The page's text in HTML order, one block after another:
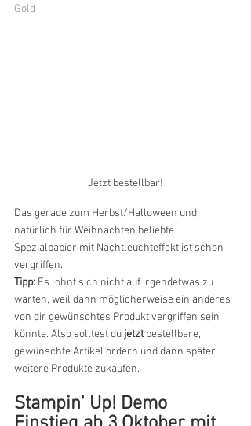
Gold
Jetzt bestellbar!
Das gerade zum Herbst/Halloween und
natürlich für Weihnachten beliebte
Spezialpapier mit Nachtleuchteffekt ist schon
vergriffen.
Tipp: Es lohnt sich nicht auf irgendetwas zu
warten, weil dann möglicherweise ein anderes
von dir gewünschtes Produkt vergriffen sein
könnte. Also solltest du jetzt bestellbare,
gewünschte Artikel ordern und dann später
weitere Produkte zukaufen.
Stampin' Up! Demo